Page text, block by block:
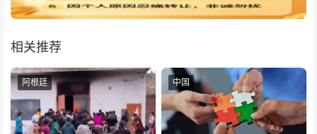
相关推荐
阿根廷 中国